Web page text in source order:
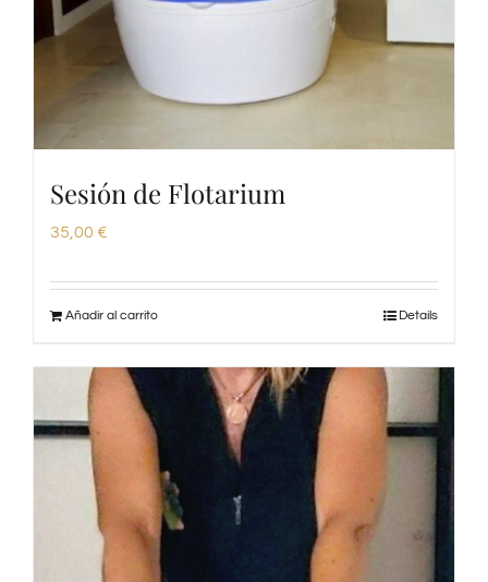
Sesión de Flotarium
35,00 €
Añadir al carrito Details